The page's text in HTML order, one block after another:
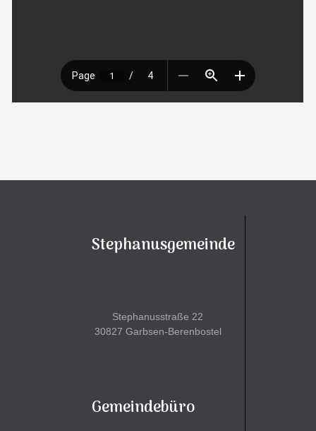
Stephanusgemeinde
Stephanusstraße 22
30827 Garbsen-Berenbostel
Gemeindebüro